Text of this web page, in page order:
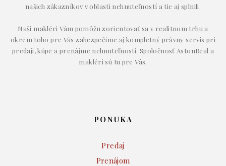
našich zákazníkov v oblasti nehnuteľností a tie aj splnili.
Naši makléri Vám pomôžu zorientovať sa v realitnom trhu a
okrem toho pre Vás zabezpečíme aj kompletný právny servis pri
predaji, kúpe a prenájme nehnuteľnosti. Spoločnosť AstonReal a
makléri sú tu pre Vás.
PONUKA
Predaj
Prenájom